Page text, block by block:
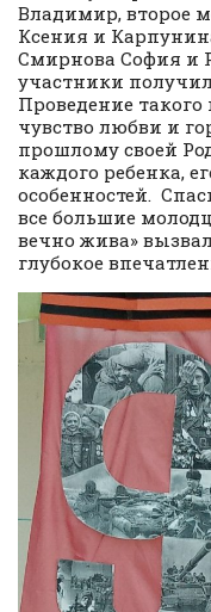
Владимир, второе
Ксения и
Смирнова София и
участники
Проведение
чувство любви и
прошлому своей
каждого ребенка,
особенностей.
все большие
вечно жива»
глубокое